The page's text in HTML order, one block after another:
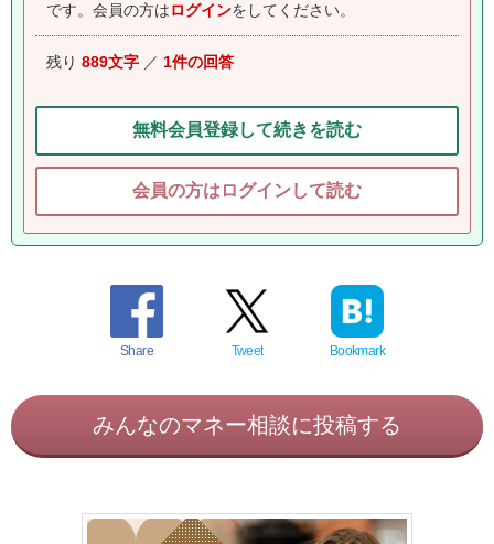
です。 会員の方はログインをしてください。
残り 889文字 ／ 1件の回答
無料会員登録して続きを読む
会員の方はログインして読む
Share Tweet Bookmark
みんなのマネー相談に投稿する